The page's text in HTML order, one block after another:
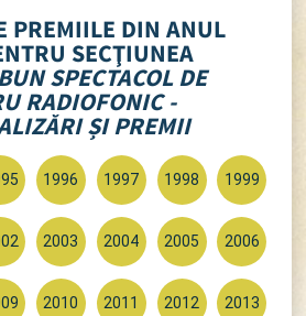
PREMIILE DIN ANUL
SECŢIUNEA
SPECTACOL DE
RADIOFONIC -
ȘI PREMII
1996 1997 1998 1999
2003 2004 2005 2006
2010 2011 2012 2013